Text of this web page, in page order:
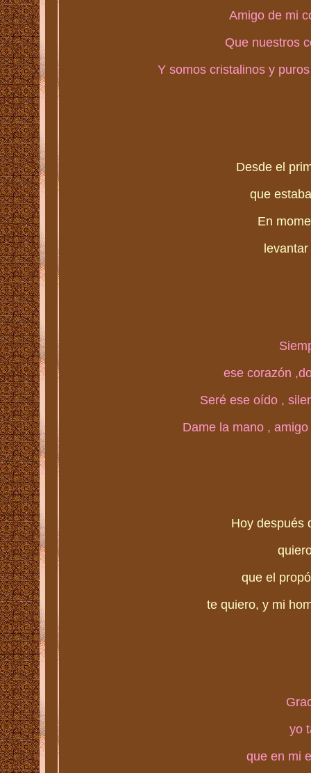
Amigo de mi
Que nuestros
Y somos cristalinos y
Desde el
que
En
ese corazón
Seré ese oído ,
Dame la mano ,
Hoy después
que el
te quiero, y mi
yo
que en mi